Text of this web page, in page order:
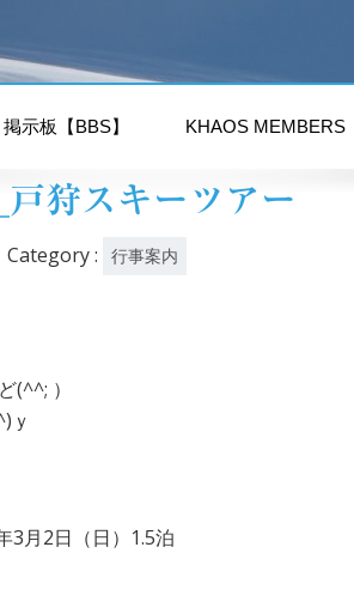
掲示板【BBS】 KHAOS MEMBERS
戸狩スキーツアー
Category : 行事案内
(^^; ）
ｙ
月2日（日）1.5泊